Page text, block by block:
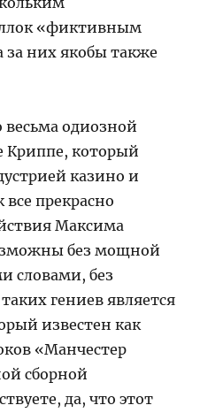
«фиктивным
них якобы также
весьма одиозной
Криппе, который
казино и
прекрасно
Максима
без мощной
словами, без
гениев является
известен как
«Манчестер
сборной
да, что этот